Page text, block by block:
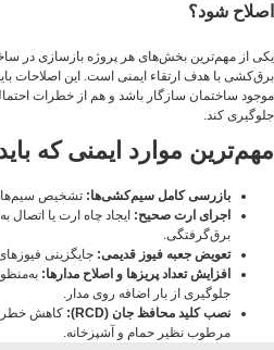
اصلاح شود؟
یکی از مهم‌ترین بخش‌های هر پروژه بازسازی در
برق‌کشی با هدف ارتقاء ایمنی است. این اصلاحات
موجود ساختمان سازگار باشد و هم از خطرات
جلوگیری کند.
مهم‌ترین موارد ایمنی که
بازرسی کامل سیم‌کشی‌ها: تشخیص سیم‌های
اجرای ارت صحیح: ایجاد چاه ارت یا
برق‌گرفتگی.
تعویض جعبه فیوز قدیمی: جایگزینی
افزایش تعداد پریزها و اصلاح مدارها:
جلوگیری از بار اضافه روی مدار.
نصب کلید محافظ جان (RCD):
کاهش خطر
مرطوب نظیر حمام و آشپزخانه.